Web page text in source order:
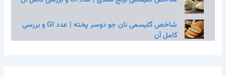
شاخص گلیسمی نان جو دوسر پخته | عدد GI و بررسی
کامل آن